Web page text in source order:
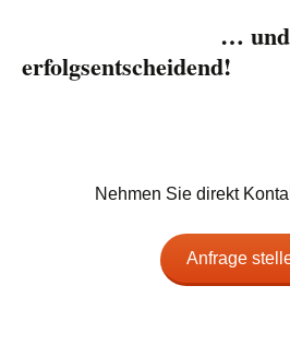
… und die
erfolgsentscheidend!
Nehmen Sie direkt
Anfrage